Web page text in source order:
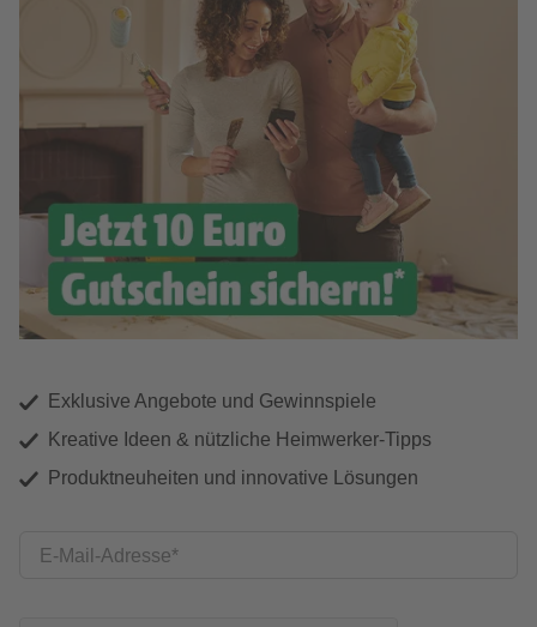
Exklusive Angebote und Gewinnspiele
Kreative Ideen & nützliche Heimwerker-Tipps
Produktneuheiten und innovative Lösungen
E-Mail-Adresse